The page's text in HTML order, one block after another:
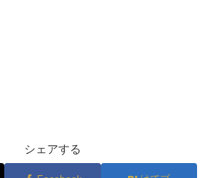
シェアする